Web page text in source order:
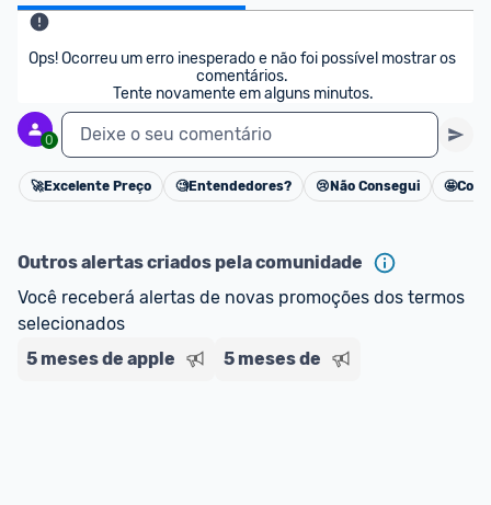
Ops! Ocorreu um erro inesperado e não foi possível mostrar os
comentários.
Tente novamente em alguns minutos.
0 Deixe o seu comentário
Cancelar
🚀Excelente Preço 🧐Entendedores? 😢 Não Consegui 🤩
Outros alertas criados pela comunidade
Você receberá alertas de novas promoções dos termos
selecionados
5 meses de apple
5 meses de